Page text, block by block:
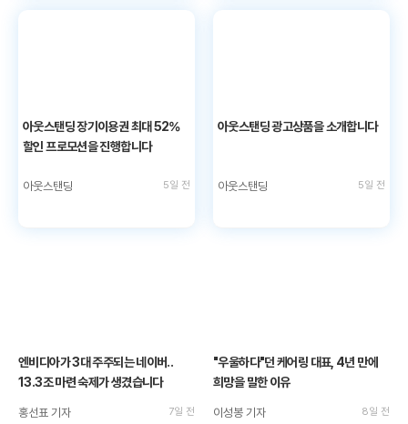
아웃스탠딩 장기이용권 최대 52%
할인 프로모션을 진행합니다
아웃스탠딩 5일 전
아웃스탠딩 광고상품을 소개합니다
아웃스탠딩 5일 전
엔비디아가 3대 주주되는 네이버..
13.3조 마련 숙제가 생겼습니다
홍선표 기자 7일 전
"우울하다"던 케어링 대표, 4년 만에
희망을 말한 이유
이성봉 기자 8일 전